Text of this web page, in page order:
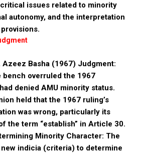
issues related to minority
autonomy, and the interpretation
Azeez Basha (1967) Judgment:
bench overruled the 1967
denied AMU minority status.
held that the 1967 ruling’s
was wrong, particularly its
the term “establish” in Article 30.
Minority Character: The
indicia (criteria) to determine